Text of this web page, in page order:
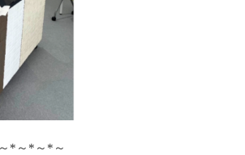
～ * ～ * ～ * ～